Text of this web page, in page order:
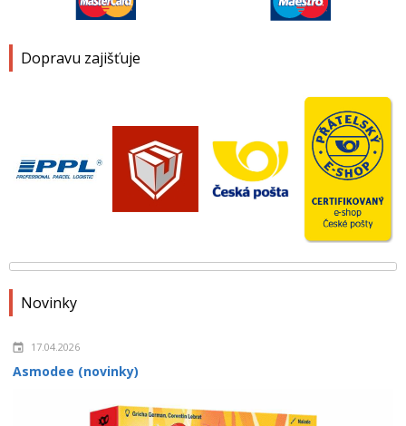
Dopravu zajišťuje
Novinky
17.04.2026
Asmodee (novinky)